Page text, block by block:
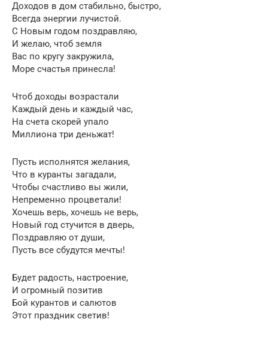
Доходов в дом стабильно, быстро,
Всегда энергии лучистой.
С Новым годом поздравляю,
И желаю, чтоб земля
Вас по кругу закружила,
Море счастья принесла!
Чтоб доходы возрастали
Каждый день и каждый час,
На счета скорей упало
Миллиона три деньжат!
Пусть исполнятся желания,
Что в куранты загадали,
Чтобы счастливо вы жили,
Непременно процветали!
Хочешь верь, хочешь не верь,
Новый год стучится в дверь,
Поздравляю от души,
Пусть все сбудутся мечты!
Будет радость, настроение,
И огромный позитив
Бой курантов и салютов
Этот праздник светив!